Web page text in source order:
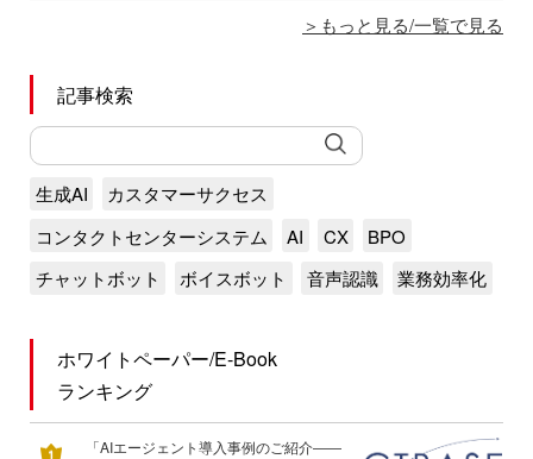
もっと見る/一覧で見る
記事検索
生成AI
カスタマーサクセス
コンタクトセンターシステム
AI CX
BPO
チャットボット
ボイスボット 音声認識 業務効率化
ホワイトペーパー/E-Book
ランキング
「AIエージェント導入事例のご紹介――